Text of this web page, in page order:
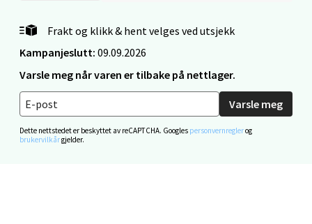
Frakt og klikk & hent velges ved utsjekk
Kampanjeslutt: 09.09.2026
Varsle meg når varen er tilbake på nettlager.
Varsle meg
Dette nettstedet er beskyttet av reCAPTCHA. Googles personvernreglerog
brukervilkårgjelder.
Mandal - Alti Mandal
Skarvøyveien 55, 4517 Mandal
Åpent i dag 10-20
0 i butikk
Velg